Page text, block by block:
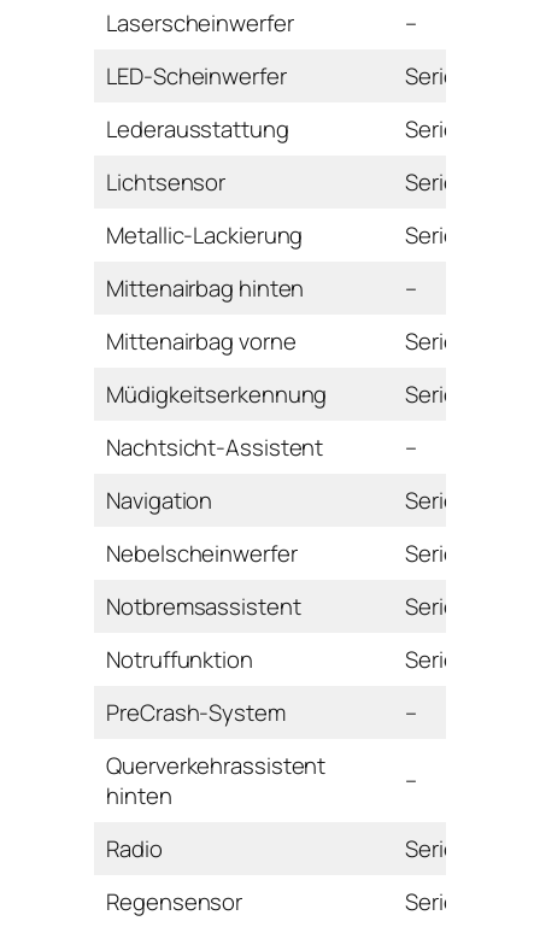
Laserscheinwerfer
–
LED-Scheinwerfer
Serie
Lederausstattung
Serie
Lichtsensor
Serie
Metallic-Lackierung
Serie
Mittenairbag hinten
–
Mittenairbag vorne
Serie
Müdigkeitserkennung
Serie
Nachtsicht-Assistent
–
Navigation
Serie
Nebelscheinwerfer
Serie
Notbremsassistent
Serie
Notruffunktion
Serie
PreCrash-System
–
Querverkehrassistent
hinten
–
Radio
Serie
Regensensor
Serie